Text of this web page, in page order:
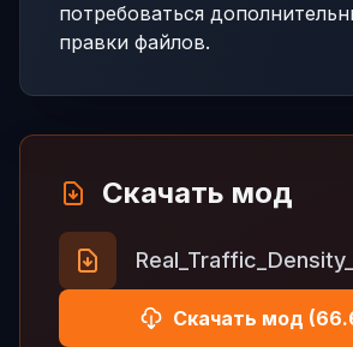
потребоваться
правки файлов.
Скачать мод
Скачать мод